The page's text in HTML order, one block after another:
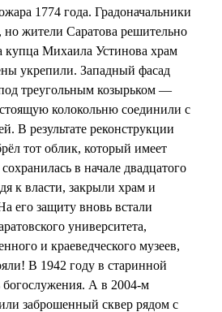
1774 года. Градоначальники
но жители Саратова решительно
купца Михаила Устинова храм
укрепили. Западный фасад
треугольным козырьком —
колокольню соединили с
В результате реконструкции
тот облик, который имеет
в начале двадцатого
к власти, закрыли храм и
его защиту вновь встали
университета,
и краеведческого музеев,
В 1942 году в старинной
богослужения. А в 2004-м
заброшенный сквер рядом с